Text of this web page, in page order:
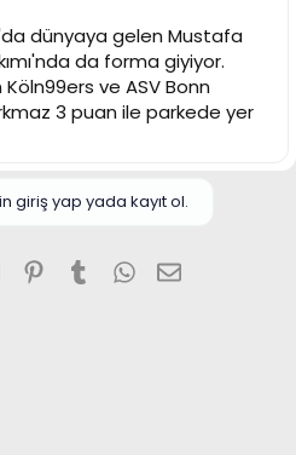
dünyaya gelen Mustafa
da forma giyiyor.
ve ASV Bonn
3 puan ile parkede yer
giriş yap yada kayıt ol.
LinkedInPinterest
TumblrWhatsApp
E-posta